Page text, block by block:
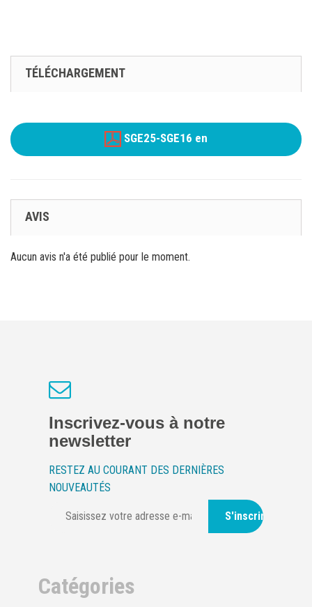
TÉLÉCHARGEMENT
SGE25-SGE16 en
AVIS
Aucun avis n'a été publié pour le moment.
Inscrivez-vous à notre
newsletter
RESTEZ AU COURANT DES DERNIÈRES
NOUVEAUTÉS
S'inscrire
Catégories